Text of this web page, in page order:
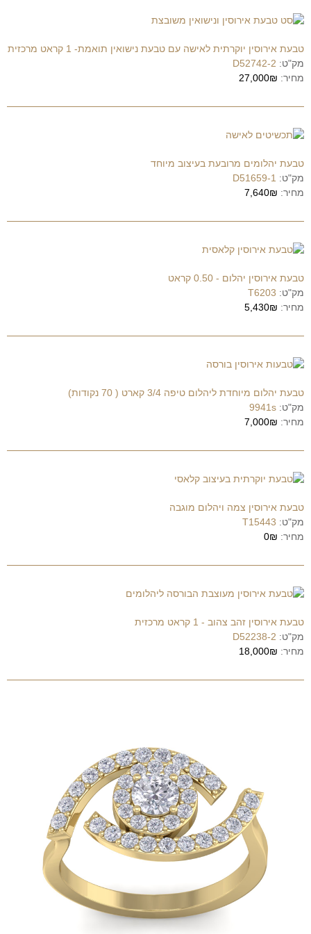
טבעת אירוסין יוקרתית לאישה עם טבעת נישואין תואמת- 1 קראט מרכזית
מק"ט: D52742-2
מחיר: 27,000₪
טבעת יהלומים מרובעת בעיצוב מיוחד
מק"ט: D51659-1
מחיר: 7,640₪
טבעת אירוסין יהלום - 0.50 קראט
מק"ט: T6203
מחיר: 5,430₪
טבעת יהלום מיוחדת ליהלום טיפה 3/4 קארט ( 70 נקודות)
מק"ט: 9941s
מחיר: 7,000₪
טבעת אירוסין צמה ויהלום מוגבה
מק"ט: T15443
מחיר: 0₪
טבעת אירוסין זהב צהוב - 1 קראט מרכזית
מק"ט: D52238-2
מחיר: 18,000₪